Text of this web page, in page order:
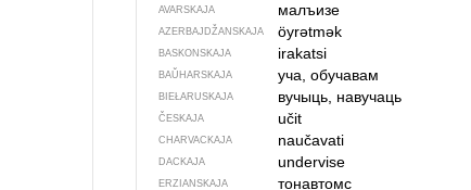
AVARSKAJA малъизе
AZERBAJDŽAN­SKAJA öyrətmək
BASKONSKAJA irakatsi
BAŬHARSKAJA уча, обучавам
BIEŁARUSKAJA вучыць, навучаць
ČESKAJA učit
CHARVACKAJA naučavati
DACKAJA undervise
ERZIANSKAJA тонавтомс